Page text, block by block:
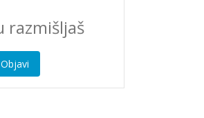
Objavi